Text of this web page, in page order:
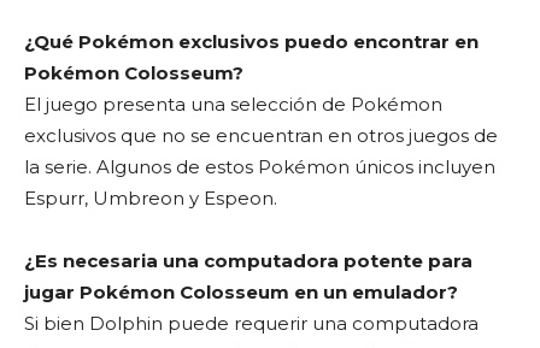
¿Qué Pokémon exclusivos puedo encontrar en
Pokémon Colosseum?
El juego presenta una selección de Pokémon
exclusivos que no se encuentran en otros juegos de
la serie. Algunos de estos Pokémon únicos incluyen
Espurr, Umbreon y Espeon.
¿Es necesaria una computadora potente para
jugar Pokémon Colosseum en un emulador?
Si bien Dolphin puede requerir una computadora